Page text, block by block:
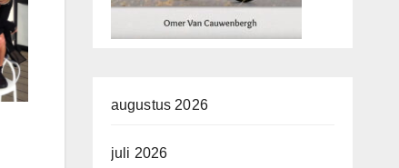
augustus 2026
juli 2026